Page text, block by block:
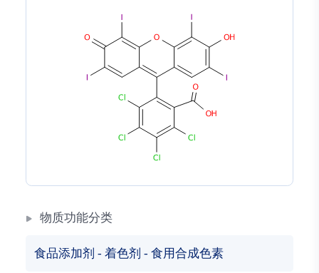
物质功能分类
食品添加剂 - 着色剂 - 食用合成色素